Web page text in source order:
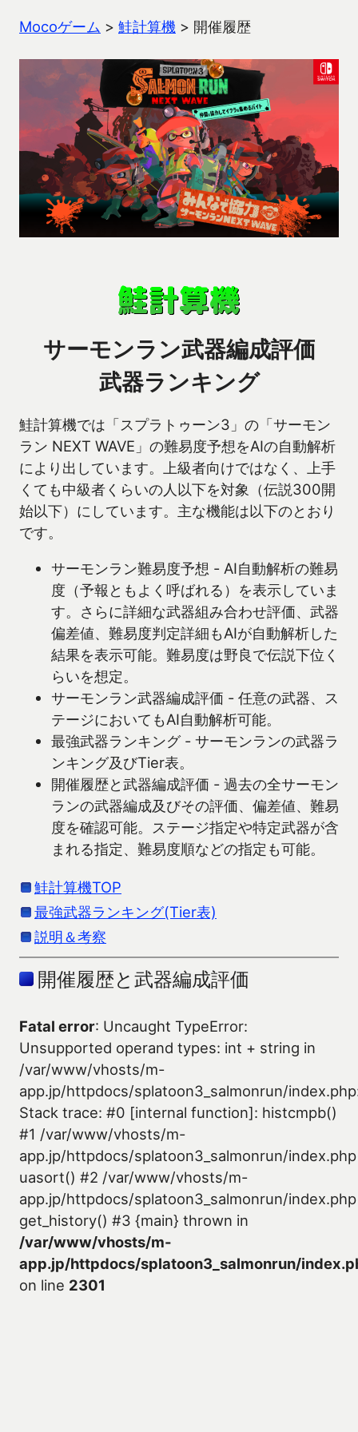
Mocoゲーム > 鮭計算機 > 開催履歴
サーモンラン武器編成評価
武器ランキング
鮭計算機では「スプラトゥーン3」の「サーモン
ラン NEXT WAVE」の難易度予想をAIの自動解析
により出しています。上級者向けではなく、上手
くても中級者くらいの人以下を対象（伝説300開
始以下）にしています。主な機能は以下のとおり
です。
サーモンラン難易度予想 - AI自動解析の難易
度（予報ともよく呼ばれる）を表示していま
す。さらに詳細な武器組み合わせ評価、武器
偏差値、難易度判定詳細もAIが自動解析した
結果を表示可能。難易度は野良で伝説下位く
らいを想定。
サーモンラン武器編成評価 - 任意の武器、ス
テージにおいてもAI自動解析可能。
最強武器ランキング - サーモンランの武器ラ
ンキング及びTier表。
開催履歴と武器編成評価 - 過去の全サーモン
ランの武器編成及びその評価、偏差値、難易
度を確認可能。ステージ指定や特定武器が含
まれる指定、難易度順などの指定も可能。
鮭計算機TOP
最強武器ランキング(Tier表)
説明＆考察
開催履歴と武器編成評価
Fatal error: Uncaught TypeError:
Unsupported operand types: int + string in
/var/www/vhosts/m-
app.jp/httpdocs/splatoon3_salmonrun/
Stack trace: #0 [internal function]: histcmpb()
#1 /var/www/vhosts/m-
app.jp/httpdocs/splatoon3_salmonrun/
uasort() #2 /var/www/vhosts/m-
app.jp/httpdocs/splatoon3_salmonrun/
get_history() #3 {main} thrown in
/var/www/vhosts/m-
app.jp/httpdocs/splatoon3_salmonrun/
on line 2301